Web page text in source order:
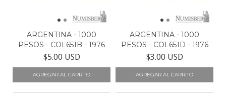
ARGENTINA - 1000
PESOS - COL651B - 1976
$5.00 USD
ARGENTINA - 1000
PESOS - COL651D - 1976
$3.00 USD